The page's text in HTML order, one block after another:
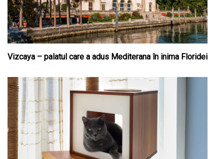
Vizcaya – palatul care a adus Mediterana în inima Floridei